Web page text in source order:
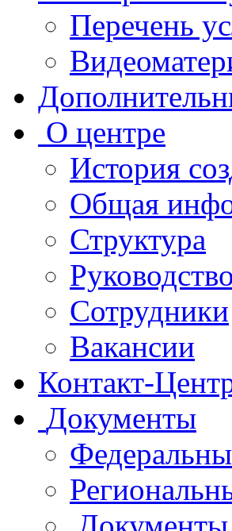
Перечень
О центре
История
Общая
Структура
Руководство
Сотрудники
Вакансии
Контакт-
Документы